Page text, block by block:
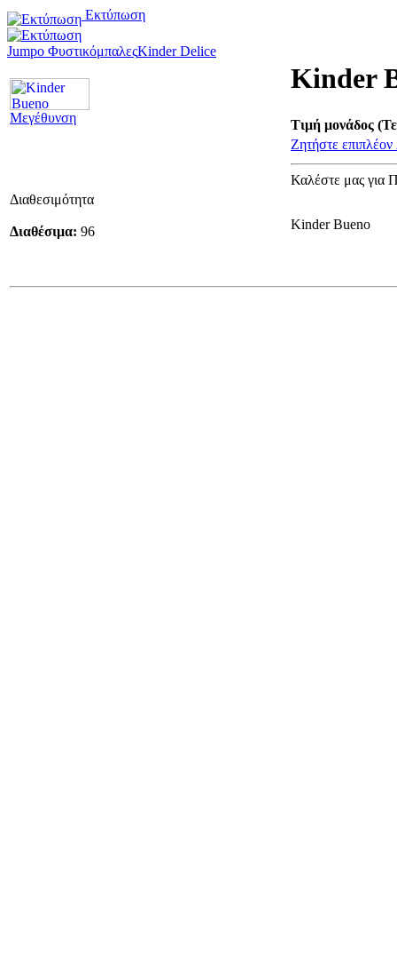
Εκτύπωση
Jumpo ΦυστικόμπαλεςKinder Delice
Μεγέθυνση
Kinder
Τιμή μονάδος
Ζητήστε επιπλέον
Καλέστε μας για
Διαθεσιμότητα
Διαθέσιμα: 96 Kinder Bueno